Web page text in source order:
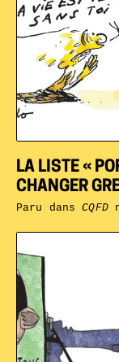
LA LISTE «
CHANGER
Paru dansCQFD